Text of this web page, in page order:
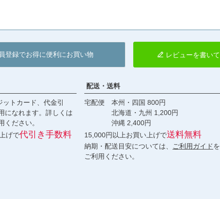
登録でお得に便利にお買い物 レビューを書いて
トカード、代金引
になれます。詳しくは
ください。
げで代引き手数料
配送・送料
宅配便 本州・四国 800円
北海道・九州 1,200円
沖縄 2,400円
15,000円以上お買い上げで送料無料
納期・配送目安については、 ご利用ガイドを
ご利用ください。